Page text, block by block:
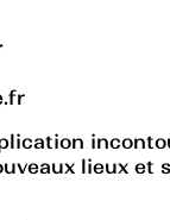
lieux et